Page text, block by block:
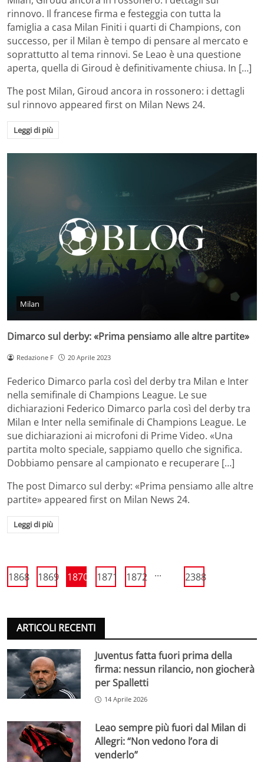
rinnovo. Il francese firma e festeggia con tutta la
famiglia a casa Milan Finiti i quarti di Champions, con
successo, per il Milan è tempo di pensare al mercato e
soprattutto al tema rinnovi. Se Leao è una questione
aperta, quella di Giroud è definitivamente chiusa. In […]
The post Milan, Giroud ancora in rossonero: i dettagli
sul rinnovo appeared first on Milan News 24.
Leggi di più
Milan
Dimarco sul derby: «Prima pensiamo alle altre partite»
Redazione F 20 Aprile 2023
Federico Dimarco parla così del derby tra Milan e Inter
nella semifinale di Champions League. Le sue
dichiarazioni Federico Dimarco parla così del derby tra
Milan e Inter nella semifinale di Champions League. Le
sue dichiarazioni ai microfoni di Prime Video. «Una
partita molto speciale, sappiamo quello che significa.
Dobbiamo pensare al campionato e recuperare […]
The post Dimarco sul derby: «Prima pensiamo alle altre
partite»appeared first on Milan News 24.
Leggi di più
1868 1869 1870 1871 1872 ... 2388
ARTICOLI RECENTI
Juventus fatta fuori prima della
firma: nessun rilancio, non giocherà
per Spalletti
14 Aprile 2026
Leao sempre più fuori dal Milan di
Allegri: “Non vedono l’ora di
venderlo”